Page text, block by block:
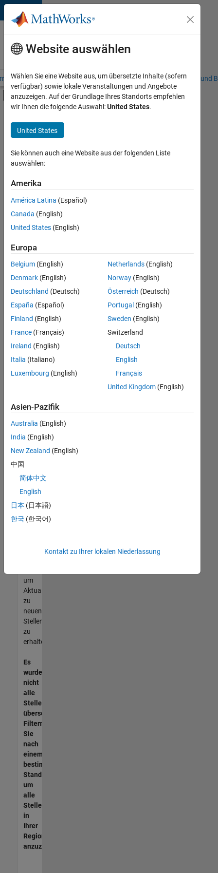
Weiter zum Inhalt
Karriere
bei
MathWorks
– Übersicht Stellensuche Niederlassungen Studierende und
Umschaltung für Off-Canvas-
Hauptinhalt
Information Technology
Commercial Sales
Marketing Communications
Marketing Services
Business Model Team
+4
Derzeit
es
keine
offenen
Stellen,
Ihren
Suchkriterien
entsprechen.
können
die
Suchkriterien
weiter
fassen
oder
alle
Stellenangebote
anzeigen .
noch
keine
offenen
Stellen
können,
die
Ihren
entsprechen,
werden
unseres
um
Aktualisierungen
zu
neuen
Stellenangeboten
zu
erhalten.
Es
wurden
nicht
alle
Stellen
übersetzt.
Filtern
Sie
nach
einem
bestimmten
Standort,
um
alle
Stellenangebote
in
Ihrer
Region
anzuzeigen.
Website auswählen
Wählen Sie eine Website aus, um übersetzte Inhalte (sofern
verfügbar) sowie lokale Veranstaltungen und Angebote
anzuzeigen. Auf der Grundlage Ihres Standorts empfehlen
wir Ihnen die folgende Auswahl:United States.
United States
Sie können auch eine Website aus der folgenden Liste
auswählen:
Amerika
América Latina (Español)
Canada (English)
United States (English)
Europa
Belgium (English)
Denmark (English)
Deutschland (Deutsch)
España (Español)
Finland (English)
France (Français)
Ireland (English)
Italia (Italiano)
Luxembourg (English)
Netherlands(English)
Norway(English)
Österreich (Deutsch)
Portugal (English)
Sweden (English)
Switzerland
Deutsch
English
Français
United Kingdom(English)
Asien-Pazifik
Australia (English)
India (English)
New Zealand (English)
中国
简体中文
English
日本 (日本語)
한국 (한국어)
Kontakt zu Ihrer lokalen Niederlassung